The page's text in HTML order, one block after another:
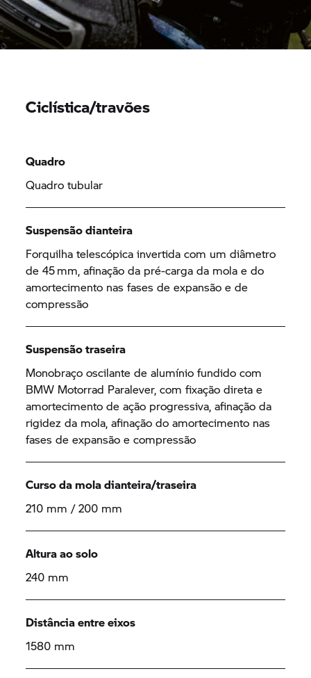
Ciclística/travões
Quadro
Quadro tubular
Suspensão dianteira
Forquilha telescópica invertida com um diâmetro
de 45 mm, afinação da pré-carga da mola e do
amortecimento nas fases de expansão e de
compressão
Suspensão traseira
Monobraço oscilante de alumínio fundido com
BMW Motorrad Paralever, com fixação direta e
amortecimento de ação progressiva, afinação da
rigidez da mola, afinação do amortecimento nas
fases de expansão e compressão
Curso da mola dianteira/traseira
210 mm / 200 mm
Altura ao solo
240 mm
Distância entre eixos
1580 mm